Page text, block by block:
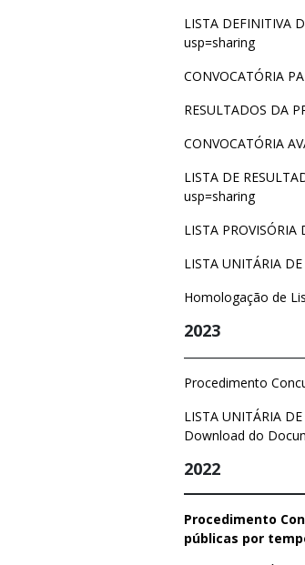
LISTA DEFINITIVA
usp=sharing
CONVOCATÓRIA
RESULTADOS DA
CONVOCATÓRIA
LISTA DE
usp=sharing
LISTA PROVISÓRIA
LISTA UNITÁRIA
Homologação de
2023
Procedimento
LISTA UNITÁRIA
Download do
2022
Procedimento
públicas por